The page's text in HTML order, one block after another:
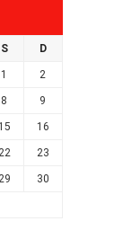
S D
1 2
8 9
15 16
22 23
29 30